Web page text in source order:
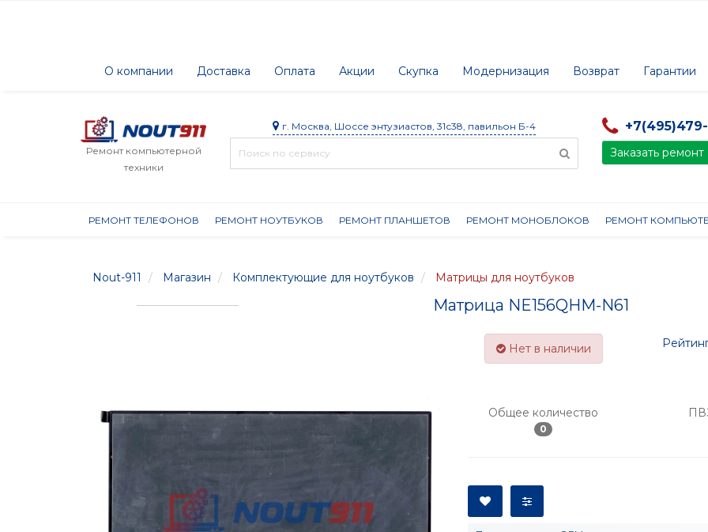
О компании Доставка Оплата Акции Скупка Модернизация Возврат Гарантии
Ремонт компьютерной
техники
г. Москва, Шоссе энтузиастов, 31с38, павильон Б-4 +7(495)479-
Заказать ремонт
РЕМОНТ ТЕЛЕФОНОВ РЕМОНТ НОУТБУКОВ РЕМОНТ ПЛАНШЕТОВ РЕМОНТ МОНОБЛОКОВ РЕМОНТ
Nout-911 Магазин Комплектующие для ноутбуков Матрицы для ноутбуков
Матрица NE156QHM-N61
Нет в наличии
Общее количество
0